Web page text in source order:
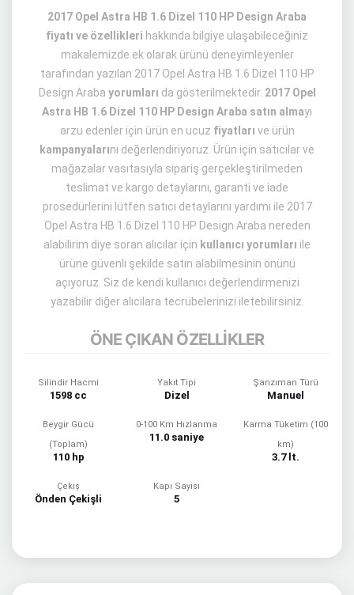
2017 Opel Astra HB 1.6 Dizel 110 HP Design Araba
fiyatı ve özellikleri hakkında bilgiye ulaşabileceğiniz
makalemizde ek olarak ürünü deneyimleyenler
tarafından yazılan 2017 Opel Astra HB 1.6 Dizel 110 HP
Design Araba yorumları da gösterilmektedir. 2017 Opel
Astra HB 1.6 Dizel 110 HP Design Araba satın almayı
arzu edenler için ürün en ucuz fiyatları ve ürün
kampanyalarını değerlendiriyoruz. Ürün için satıcılar ve
mağazalar vasıtasıyla sipariş gerçekleştirilmeden
teslimat ve kargo detaylarını, garanti ve iade
prosedürlerini lütfen satıcı detaylarını yardımı ile 2017
Opel Astra HB 1.6 Dizel 110 HP Design Araba nereden
alabilirim diye soran alıcılar için kullanıcı yorumları ile
ürüne güvenli şekilde satın alabilmesinin önünü
açıyoruz. Siz de kendi kullanıcı değerlendirmenizi
yazabilir diğer alıcılara tecrübelerinizi iletebilirsiniz.
ÖNE ÇIKAN ÖZELLİKLER
Silindir Hacmi
1598 cc
Yakıt Tipi
Dizel
Şanzıman Türü
Manuel
Beygir Gücü
(Toplam)
110 hp
0-100 Km Hızlanma
11.0 saniye
Karma Tüketim (100
km)
3.7 lt.
Çekiş
Önden Çekişli
Kapı Sayısı
5